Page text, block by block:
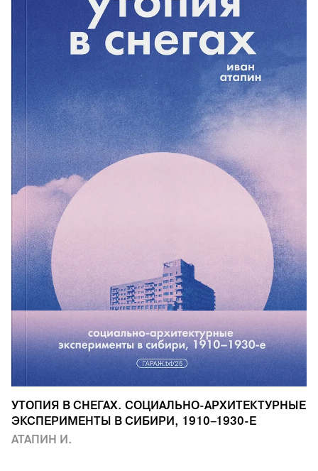
УТОПИЯ В СНЕГАХ. СОЦИАЛЬНО-АРХИТЕКТУРНЫЕ
ЭКСПЕРИМЕНТЫ В СИБИРИ, 1910–1930-Е
АТАПИН И.